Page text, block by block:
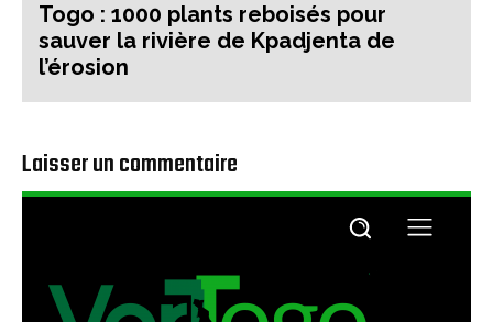
Togo : 1000 plants reboisés pour
sauver la rivière de Kpadjenta de
l’érosion
Laisser un commentaire